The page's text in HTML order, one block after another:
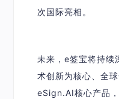
次国际亮相。
未来，e签宝将持续
术创新为核心、全
eSign.AI核心产品